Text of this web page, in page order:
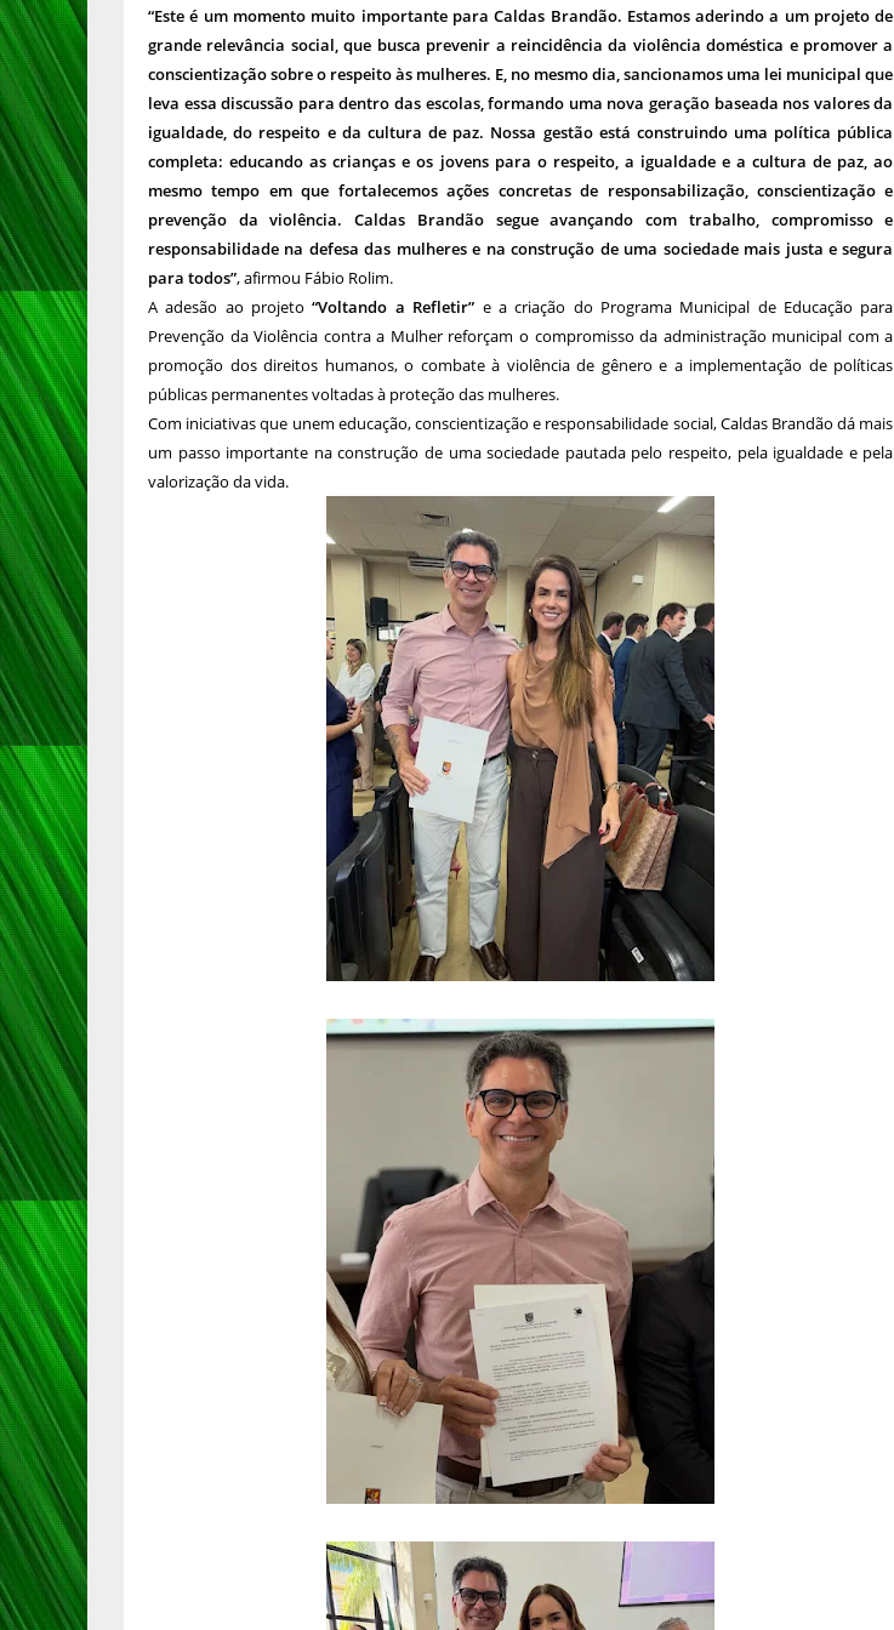
“Este é um momento muito importante para Caldas Brandão. Estamos aderindo a um projeto de
grande relevância social, que busca prevenir a reincidência da violência doméstica e promover a
conscientização sobre o respeito às mulheres. E, no mesmo dia, sancionamos uma lei municipal que
leva essa discussão para dentro das escolas, formando uma nova geração baseada nos valores da
igualdade, do respeito e da cultura de paz. Nossa gestão está construindo uma política pública
completa: educando as crianças e os jovens para o respeito, a igualdade e a cultura de paz, ao
mesmo tempo em que fortalecemos ações concretas de responsabilização, conscientização e
prevenção da violência. Caldas Brandão segue avançando com trabalho, compromisso e
responsabilidade na defesa das mulheres e na construção de uma sociedade mais justa e segura
para todos”, afirmou Fábio Rolim.
A adesão ao projeto“Voltando a Refletir” e a criação do Programa Municipal de Educação para
Prevenção da Violência contra a Mulher reforçam o compromisso da administração municipal com a
promoção dos direitos humanos, o combate à violência de gênero e a implementação de políticas
públicas permanentes voltadas à proteção das mulheres.
Com iniciativas que unem educação, conscientização e responsabilidade social, Caldas Brandão dá mais
um passo importante na construção de uma sociedade pautada pelo respeito, pela igualdade e pela
valorização da vida.